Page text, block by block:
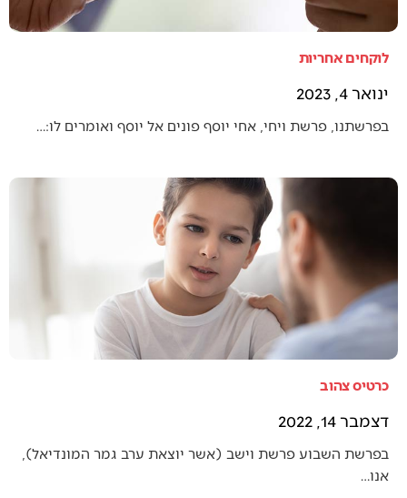
לוקחים אחריות
ינואר 4, 2023
בפרשתנו, פרשת ויחי, אחי יוסף פונים אל יוסף ואומרים לו:…
כרטיס צהוב
דצמבר 14, 2022
בפרשת השבוע פרשת וישב (אשר יוצאת ערב גמר המונדיאל),
אנו…